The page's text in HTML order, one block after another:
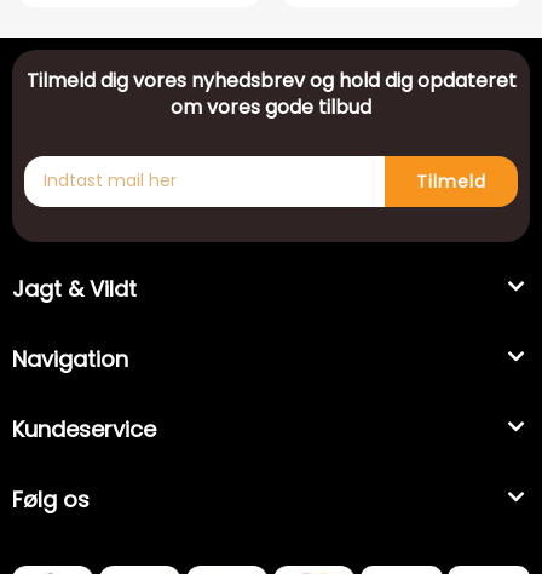
Tilmeld dig vores nyhedsbrev og hold dig opdateret
om vores gode tilbud
Tilmeld
Jagt & Vildt
Navigation
Kundeservice
Følg os